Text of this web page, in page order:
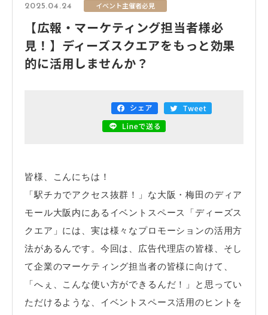
大阪駅前ビル地下駐車場のご案内
お問い合わせ
の確認
大阪市街地開発株式会社
ディアモール大阪
湊町リバープレイス
ディーズスクエア主催企画
- 梅田一丁目美味しい市場 -
2025.04.24 イベント主催者必見
【広報・マーケティング担当者様必
見！】ディーズスクエアをもっと効果
的に活用しませんか？
皆様、こんにちは！
「駅チカでアクセス抜群！」な大阪・梅田のディア
モール大阪内にあるイベントスペース「ディーズス
クエア」には、実は様々なプロモーションの活用方
法があるんです。今回は、広告代理店の皆様、そし
て企業のマーケティング担当者の皆様に向けて、
「へぇ、こんな使い方ができるんだ！」と思ってい
ただけるような、イベントスペース活用のヒントを